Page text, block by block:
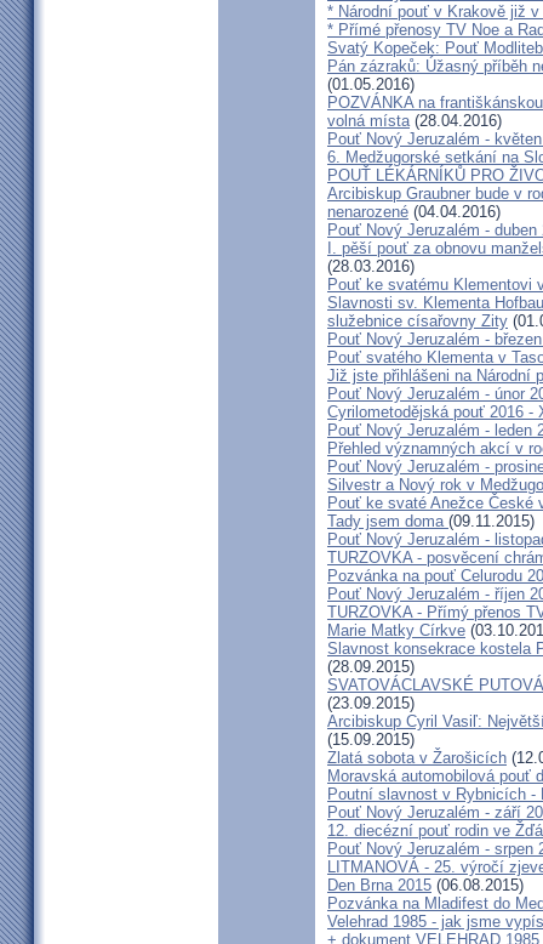
* Národní pouť v Krakově již
* Přímé přenosy TV Noe a
Svatý Kopeček: Pouť
Pán zázraků: Úžasný příběh
(01.05.2016)
POZVÁNKA na
volná místa (28.04.2016)
Pouť Nový Jeruzalém -
6. Medžugorské setkání na
POUŤ LÉKÁRNÍKŮ PRO
Arcibiskup Graubner bude v
nenarozené (04.04.2016)
Pouť Nový Jeruzalém - duben
I. pěší pouť za obnovu
(28.03.2016)
Pouť ke svatému Klementovi
Slavnosti sv. Klementa
služebnice císařovny Zity
Pouť Nový Jeruzalém -
Pouť svatého Klementa v
Již jste přihlášeni na Národní
Pouť Nový Jeruzalém - únor
Cyrilometodějská pouť 2016 -
Pouť Nový Jeruzalém - leden
Přehled významných akcí v
Pouť Nový Jeruzalém -
Silvestr a Nový rok v
Pouť ke svaté Anežce České
Tady jsem doma (09.11.2015)
Pouť Nový Jeruzalém -
TURZOVKA - posvěcení
Pozvánka na pouť Celurodu
Pouť Nový Jeruzalém - říjen
TURZOVKA - Přímý přenos
Marie Matky Církve
Slavnost konsekrace kostela
(28.09.2015)
SVATOVÁCLAVSKÉ
(23.09.2015)
Arcibiskup Cyril Vasiľ:
(15.09.2015)
Zlatá sobota v Žarošicích
Moravská automobilová pouť
Poutní slavnost v Rybnicích -
Pouť Nový Jeruzalém - září
12. diecézní pouť rodin ve
Pouť Nový Jeruzalém - srpen
LITMANOVÁ - 25. výročí
Den Brna 2015 (06.08.2015)
Pozvánka na Mladifest do
Velehrad 1985 - jak jsme
+ dokument VELEHRAD